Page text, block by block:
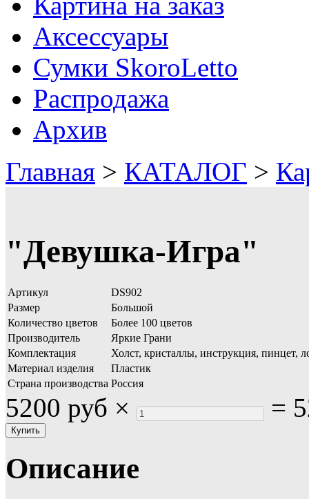
Аксессуары
Сумки SkoroLetto
Распродажа
Архив
Главная > КАТАЛОГ >
"Девушка-Игра"
Артикул
DS902
Размер
Большой
Количество цветов
Более 100 цветов
Производитель
Яркие Грани
Комплектация
Холст, кристаллы, инструкция, пинцет,
Материал изделия
Пластик
Страна производства Россия
5200 руб × =
Описание